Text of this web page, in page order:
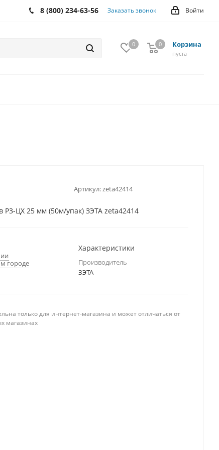
Войти
8 (800) 234-63-56 Заказать звонок
0 Корзина
0
пуста
0
Артикул:zeta42414
Р3-ЦХ 25 мм (50м/упак) ЗЭТА zeta42414
городе
Характеристики
Производитель
ЗЭТА
только для интернет-магазина и может отличаться от
магазинах